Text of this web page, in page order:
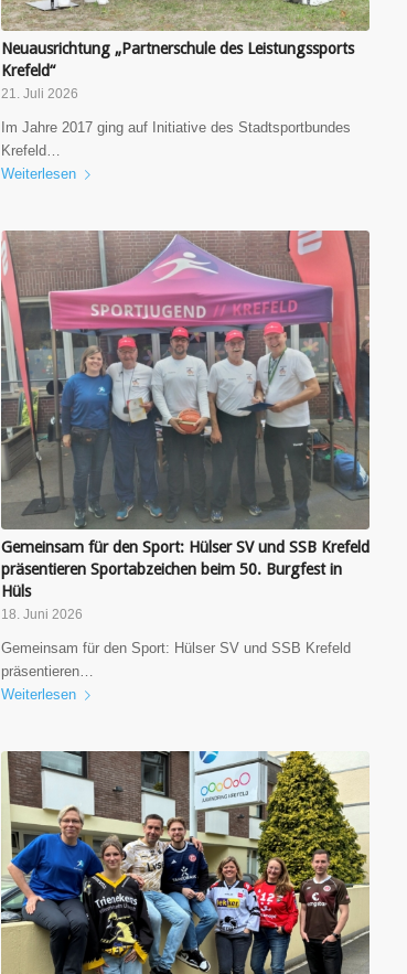
Neuausrichtung „Partnerschule des Leistungssports
Krefeld“
21. Juli 2026
Im Jahre 2017 ging auf Initiative des Stadtsportbundes
Krefeld…
Weiterlesen
Gemeinsam für den Sport: Hülser SV und SSB Krefeld
präsentieren Sportabzeichen beim 50. Burgfest in
Hüls
18. Juni 2026
Gemeinsam für den Sport: Hülser SV und SSB Krefeld
präsentieren…
Weiterlesen